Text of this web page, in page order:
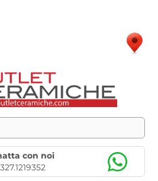
con noi
327.1219352